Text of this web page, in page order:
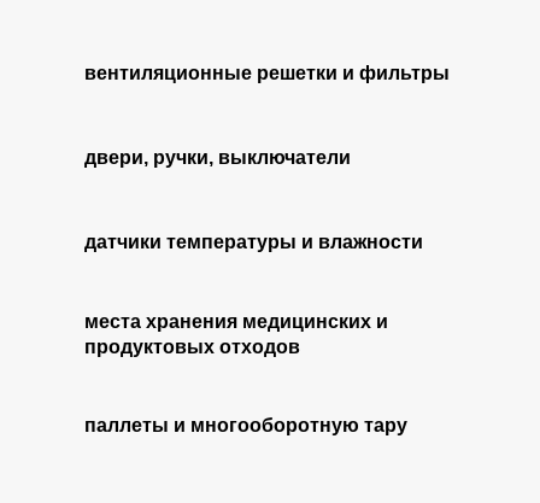
вентиляционные решетки и фильтры
двери, ручки, выключатели
датчики температуры и влажности
места хранения медицинских и
продуктовых отходов
паллеты и многооборотную тару